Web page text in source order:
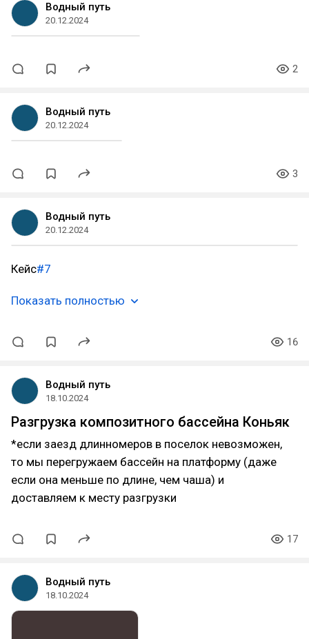
Водный путь
20.12.2024
2
Водный путь
20.12.2024
3
Водный путь
20.12.2024
Кейс#7
Показать полностью
16
Водный путь
18.10.2024
Разгрузка композитного бассейна Коньяк
*если заезд длинномеров в поселок невозможен,
то мы перегружаем бассейн на платформу (даже
если она меньше по длине, чем чаша) и
доставляем к месту разгрузки
17
Водный путь
18.10.2024